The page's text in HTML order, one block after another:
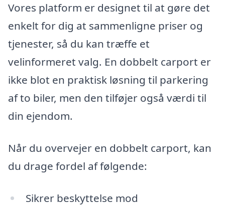
Vores platform er designet til at gøre det
enkelt for dig at sammenligne priser og
tjenester, så du kan træffe et
velinformeret valg. En dobbelt carport er
ikke blot en praktisk løsning til parkering
af to biler, men den tilføjer også værdi til
din ejendom.
Når du overvejer en dobbelt carport, kan
du drage fordel af følgende:
Sikrer beskyttelse mod